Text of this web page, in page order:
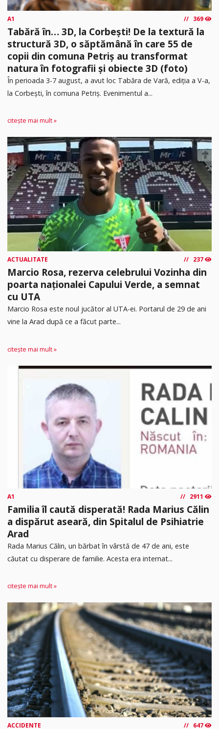
A1 369
Tabără în… 3D, la Corbești! De la textură la
structură 3D, o săptămână în care 55 de
copii din comuna Petriș au transformat
natura în fotografii și obiecte 3D (foto)
În perioada 3-7 august, a avut loc Tabăra de Vară, ediția a V-a,
la Corbești, în comuna Petriș. Evenimentul a...
citește mai mult »
ACTUALITATE 237
Marcio Rosa, rezerva celebrului Vozinha din
poarta naționalei Capului Verde, a semnat
cu UTA
Marcio Rosa este noul jucător al UTA-ei. Portarul de 29 de ani
vine la Arad după ce a făcut parte...
citește mai mult »
A1 2911
Familia îl caută disperată! Rada Marius Călin
a dispărut aseară, din Spitalul de Psihiatrie
Arad
Rada Marius Călin, un bărbat în vârstă de 47 de ani, este
căutat cu disperare de familie. Acesta era internat...
citește mai mult »
ACCIDENTE 647